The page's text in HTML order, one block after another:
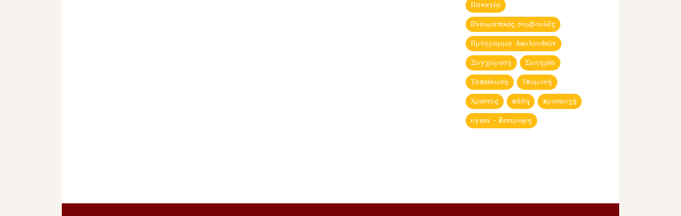
Παναγία
Πνευματικές συμβουλές
Πρόγραμμα Ακολουθιών
Συγχώρεση Σωτηρία
Ταπείνωση Υπομονή
Χριστός πάθη προσευχή
υγεια - διατροφη